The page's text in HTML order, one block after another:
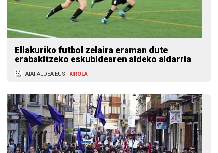
Ellakuriko futbol zelaira eraman dute
erabakitzeko eskubidearen aldeko aldarria
AIARALDEA.EUS KIROLA